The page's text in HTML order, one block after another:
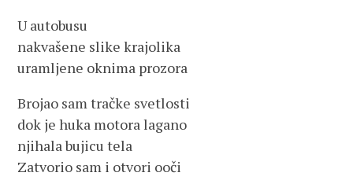
U autobusu
nakvašene slike krajolika
uramljene oknima prozora
Brojao sam tračke svetlosti
dok je huka motora lagano
njihala bujicu tela
Zatvorio sam i otvori ooči